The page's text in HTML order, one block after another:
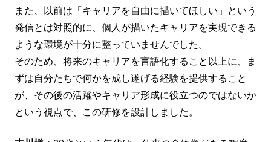
また、以前は「キャリアを自由に描いてほしい」という
発信とは対照的に、個人が描いたキャリアを実現できる
ような環境が十分に整っていませんでした。
そのため、将来のキャリアを言語化すること以上に、ま
ずは自分たちで何かを成し遂げる経験を提供すること
が、その後の活躍やキャリア形成に役立つのではないか
という視点で、この研修を設計しました。